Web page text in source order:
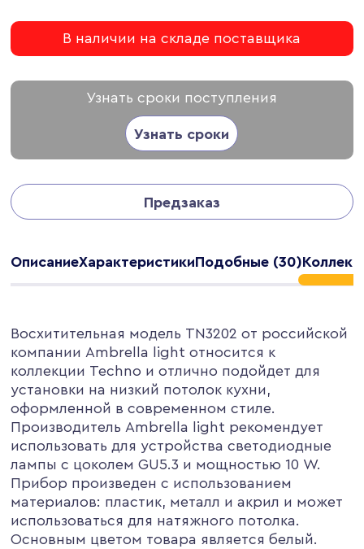
В наличии на складе поставщика
Узнать сроки поступления
Узнать сроки
Предзаказ
ОписаниеХарактеристикиПодобные (30)
Восхитительная модель TN3202 от российской
компании Ambrella light относится к
коллекции Techno и отлично подойдет для
установки на низкий потолок кухни,
оформленной в современном стиле.
Производитель Ambrella light рекомендует
использовать для устройства светодиодные
лампы с цоколем GU5.3 и мощностью 10 W.
Прибор произведен с использованием
материалов: пластик, металл и акрил и может
использоваться для натяжного потолка.
Основным цветом товара является белый.